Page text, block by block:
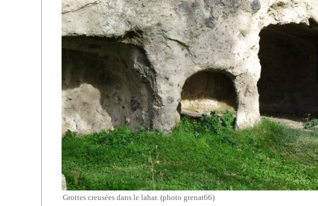
Grottes creusées dans le lahar. (photo grenat66)